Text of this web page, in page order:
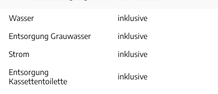
Wasser
inklusive
Entsorgung Grauwasser
inklusive
Strom
inklusive
Entsorgung
Kassettentoilette
inklusive